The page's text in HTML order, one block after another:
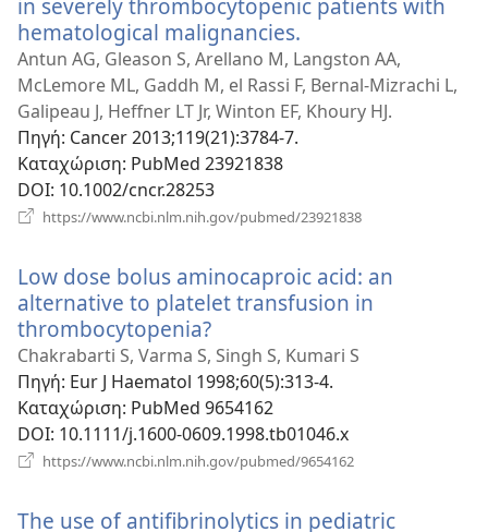
in severely thrombocytopenic patients with
hematological malignancies.
νέο
παράθυρο)
Antun AG, Gleason S, Arellano M, Langston AA,
McLemore ML, Gaddh M, el Rassi F, Bernal-Mizrachi L,
Galipeau J, Heffner LT Jr, Winton EF, Khoury HJ.
Πηγή‎: Cancer 2013;119(21):3784-7.
Καταχώριση‎: PubMed 23921838
DOI‎: 10.1002/cncr.28253
https://www.ncbi.nlm.nih.gov/pubmed/23921838
Low dose bolus aminocaproic acid: an
alternative to platelet transfusion in
thrombocytopenia?
νέο
παράθυρο)
Chakrabarti S, Varma S, Singh S, Kumari S
Πηγή‎: Eur J Haematol 1998;60(5):313-4.
Καταχώριση‎: PubMed 9654162
DOI‎: 10.1111/j.1600-0609.1998.tb01046.x
https://www.ncbi.nlm.nih.gov/pubmed/9654162
The use of antifibrinolytics in pediatric